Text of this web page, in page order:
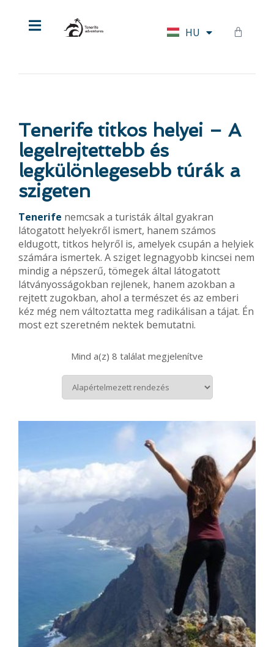
HU
DE
Tenerife titkos helyei – A
legelrejtettebb és
legkülönlegesebb túrák a
szigeten
Tenerife nemcsak a turisták által gyakran
látogatott helyekről ismert, hanem számos
eldugott, titkos helyről is, amelyek csupán a helyiek
számára ismertek. A sziget legnagyobb kincsei nem
mindig a népszerű, tömegek által látogatott
látványosságokban rejlenek, hanem azokban a
rejtett zugokban, ahol a természet és az emberi
kéz még nem változtatta meg radikálisan a tájat. Én
most ezt szeretném nektek bemutatni.
Mind a(z) 8 találat megjelenítve